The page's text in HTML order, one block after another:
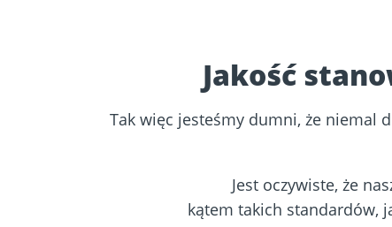
Jakość
Tak więc jesteśmy dumni, że niemal
Jest oczywiste, że
kątem takich standardów,